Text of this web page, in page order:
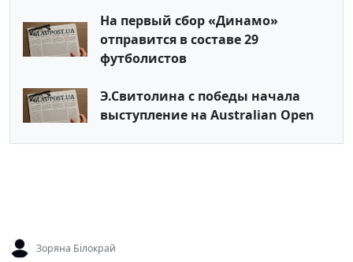
На первый сбор «Динамо»
отправится в составе 29
футболистов
Э.Свитолина с победы начала
выступление на Australian Open
Зоряна Білокрай